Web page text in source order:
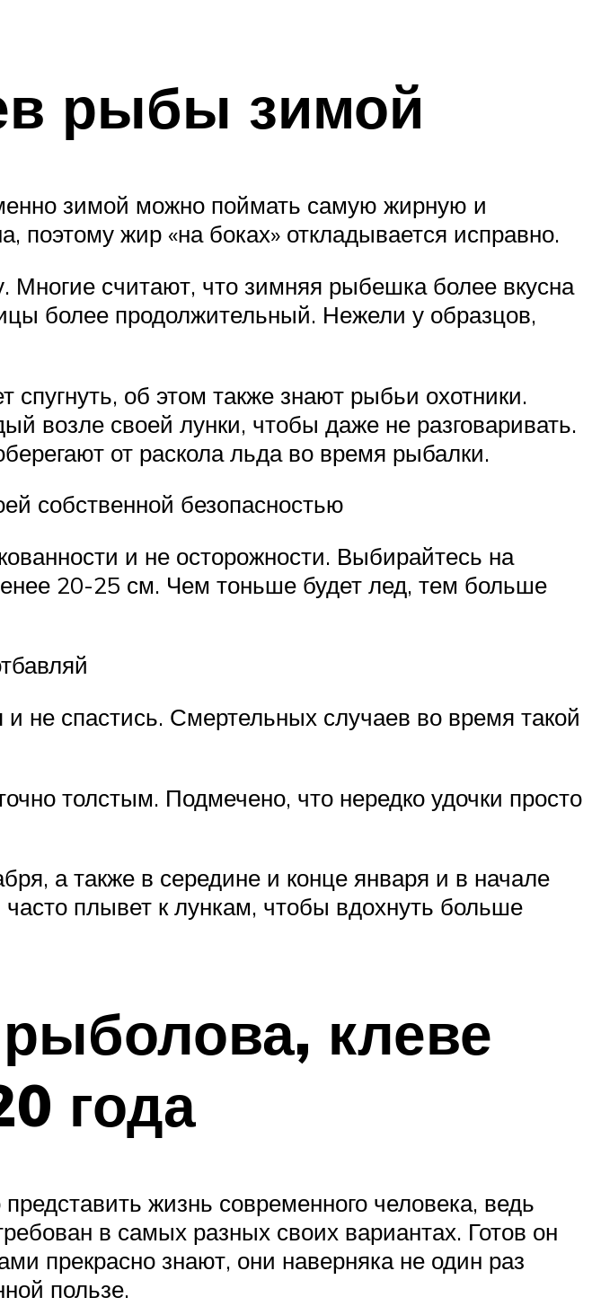
рыбы зимой
зимой можно поймать самую жирную и
жир «на боках» откладывается исправно.
Многие считают, что зимняя рыбешка более вкусна
более продолжительный. Нежели у образцов,
об этом также знают рыбьи охотники.
возле своей лунки, чтобы даже не разговаривать.
от раскола льда во время рыбалки.
собственной безопасностью
и не осторожности. Выбирайтесь на
20-25 см. Чем тоньше будет лед, тем больше
не спастись. Смертельных случаев во время такой
толстым. Подмечено, что нередко удочки просто
а также в середине и конце января и в начале
плывет к лункам, чтобы вдохнуть больше
клеве
года
жизнь современного человека, ведь
в самых разных своих вариантах. Готов он
прекрасно знают, они наверняка не один раз
пользе.